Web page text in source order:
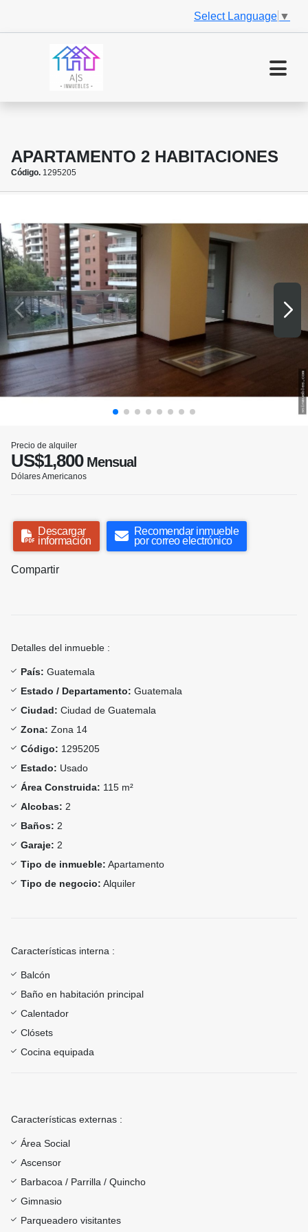
Select Language ▼
APARTAMENTO 2 HABITACIONES
Código. 1295205
Precio de alquiler
US$1,800Mensual
Dólares Americanos
Descargar
información
Recomendar inmueble
por correo electrónico
Compartir
Detalles del inmueble :
País: Guatemala
Estado / Departamento: Guatemala
Ciudad: Ciudad de Guatemala
Zona: Zona 14
Código: 1295205
Estado: Usado
Área Construida: 115 m²
Alcobas: 2
Baños: 2
Garaje: 2
Tipo de inmueble: Apartamento
Tipo de negocio: Alquiler
Características interna :
Balcón
Baño en habitación principal
Calentador
Clósets
Cocina equipada
Características externas :
Área Social
Ascensor
Barbacoa / Parrilla / Quincho
Gimnasio
Parqueadero visitantes